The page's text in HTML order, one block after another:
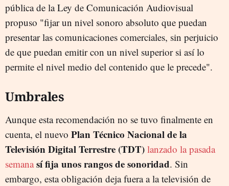
pública de la Ley de Comunicación Audiovisual
propuso "fijar un nivel sonoro absoluto que puedan
presentar las comunicaciones comerciales, sin perjuicio
de que puedan emitir con un nivel superior si así lo
permite el nivel medio del contenido que le precede".
Umbrales
Aunque esta recomendación no se tuvo finalmente en
cuenta, el nuevo Plan Técnico Nacional de la
Televisión Digital Terrestre (TDT) lanzado la pasada
semana sí fija unos rangos de sonoridad. Sin
embargo, esta obligación deja fuera a la televisión de